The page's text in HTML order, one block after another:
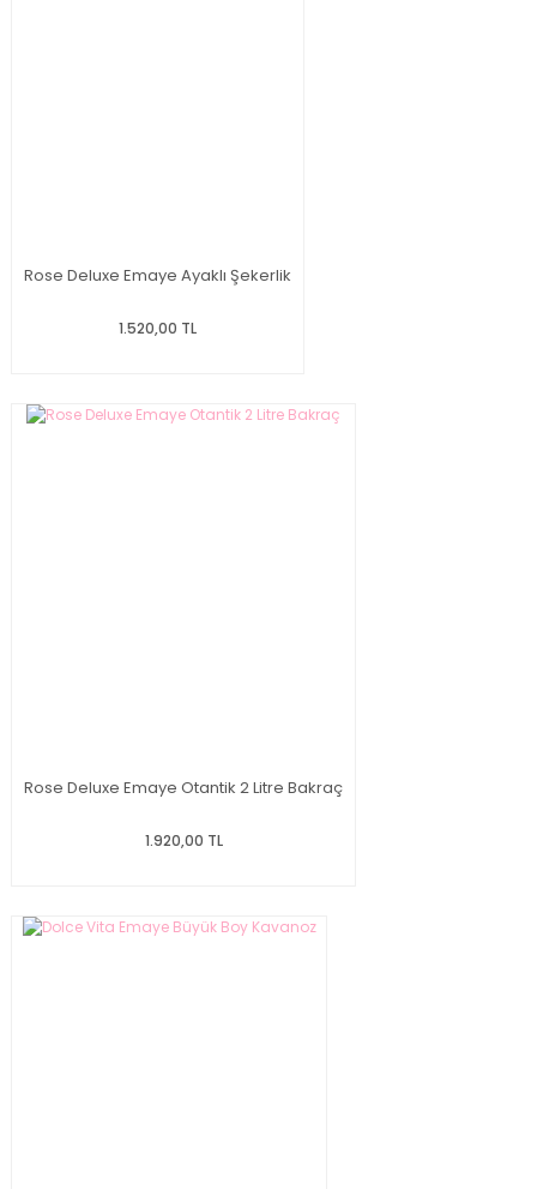
Rose Deluxe Emaye Ayaklı Şekerlik
1.520,00 TL
Rose Deluxe Emaye Otantik 2 Litre Bakraç
1.920,00 TL